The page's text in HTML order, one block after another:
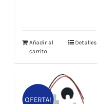
Añadir al
carrito
Detalles
OFERTA!